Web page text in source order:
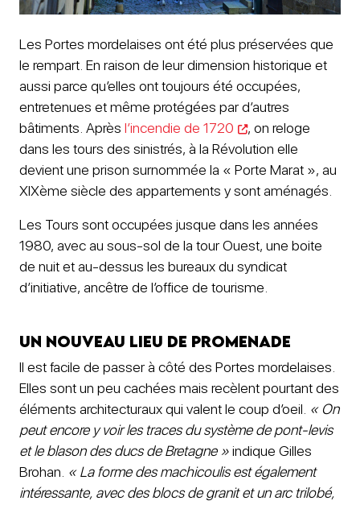
Les Portes mordelaises ont été plus préservées que
le rempart. En raison de leur dimension historique et
aussi parce qu’elles ont toujours été occupées,
entretenues et même protégées par d’autres
bâtiments. Après l’incendie de 1720
, on reloge
dans les tours des sinistrés, à la Révolution elle
devient une prison surnommée la « Porte Marat », au
XIXème siècle des appartements y sont aménagés.
Les Tours sont occupées jusque dans les années
1980, avec au sous-sol de la tour Ouest, une boite
de nuit et au-dessus les bureaux du syndicat
d’initiative, ancêtre de l’office de tourisme.
Un nouveau lieu de promenade
Il est facile de passer à côté des Portes mordelaises.
Elles sont un peu cachées mais recèlent pourtant des
éléments architecturaux qui valent le coup d’oeil. « On
peut encore y voir les traces du système de pont-levis
et le blason des ducs de Bretagne »indique Gilles
Brohan. « La forme des machicoulis est également
intéressante, avec des blocs de granit et un arc trilobé,